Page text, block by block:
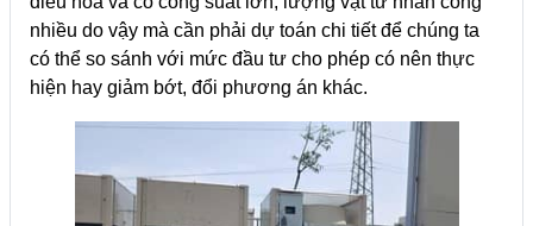
nhiều do vậy mà cần phải dự toán chi tiết để chúng ta
có thể so sánh với mức đầu tư cho phép có nên thực
hiện hay giảm bớt, đổi phương án khác.